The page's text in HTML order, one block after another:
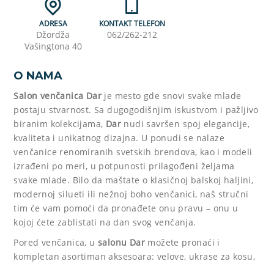
ADRESA
Džordža
Vašingtona 40
KONTAKT TELEFON
062/262-212
O NAMA
Salon venčanica Dar je mesto gde snovi svake mlade
postaju stvarnost. Sa dugogodišnjim iskustvom i pažljivo
biranim kolekcijama, Dar nudi savršen spoj elegancije,
kvaliteta i unikatnog dizajna. U ponudi se nalaze
venčanice renomiranih svetskih brendova, kao i modeli
izrađeni po meri, u potpunosti prilagođeni željama
svake mlade. Bilo da maštate o klasičnoj balskoj haljini,
modernoj silueti ili nežnoj boho venčanici, naš stručni
tim će vam pomoći da pronađete onu pravu – onu u
kojoj ćete zablistati na dan svog venčanja.
Pored venčanica, usalonu Dar možete pronaći i
kompletan asortiman aksesoara: velove, ukrase za kosu,